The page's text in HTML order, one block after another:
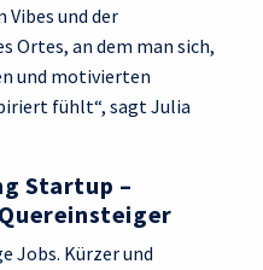
Vibes und der
Ortes, an dem man sich,
und motivierten
fühlt“, sagt Julia
Startup –
Jobs. Kürzer und